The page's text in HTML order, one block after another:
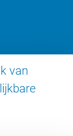
van